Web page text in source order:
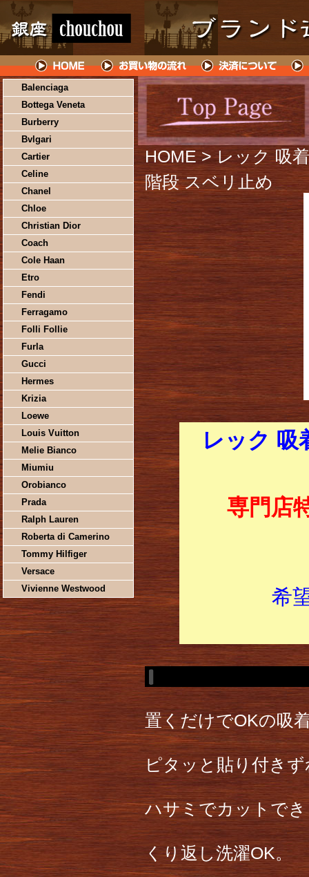
Balenciaga
Bottega Veneta
Burberry
Bvlgari
Cartier
Celine
Chanel
Chloe
Christian Dior
Coach
Cole Haan
Etro
Fendi
Ferragamo
Folli Follie
Furla
Gucci
Hermes
Krizia
Loewe
Louis Vuitton
Melie Bianco
Miumiu
Orobianco
Prada
Ralph Lauren
Roberta di Camerino
Tommy Hilfiger
Versace
Vivienne Westwood
HOME > レック 吸
階段 スベリ止め
レック 吸
専門店
希
置くだけでOKの吸
ピタッと貼り付き
ハサミでカットで
くり返し洗濯OK。